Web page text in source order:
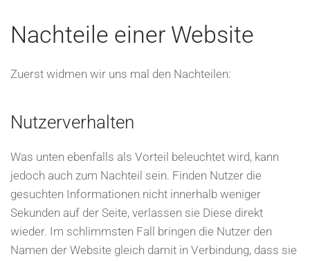
Nachteile einer Website
Zuerst widmen wir uns mal den Nachteilen:
Nutzerverhalten
Was unten ebenfalls als Vorteil beleuchtet wird, kann
jedoch auch zum Nachteil sein. Finden Nutzer die
gesuchten Informationen nicht innerhalb weniger
Sekunden auf der Seite, verlassen sie Diese direkt
wieder. Im schlimmsten Fall bringen die Nutzer den
Namen der Website gleich damit in Verbindung, dass sie